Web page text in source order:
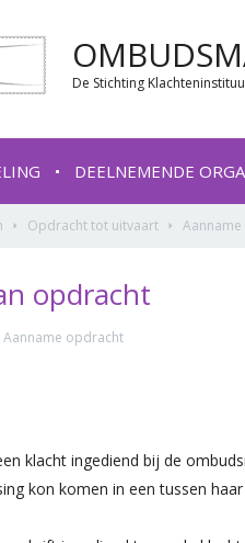
De Stichting
DEELNEMENDE
Opdracht tot uitvaart
opdracht
Aanname opdracht
klacht ingediend bij de
kon komen in een tussen